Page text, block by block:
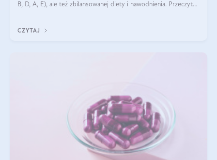
B, D, A, E), ale też zbilansowanej diety i nawodnienia. Przeczytaj
CZYTAJ